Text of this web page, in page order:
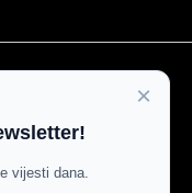
×
vijesti dana.